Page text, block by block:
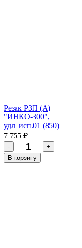
Резак РЗП (А)
"ИНКО-300",
удл. исп.01 (850)
7 755 ₽
-
+
В корзину